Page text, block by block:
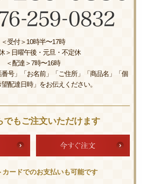
＜受付＞10時半〜17時
＞日曜午後・元旦・不定休
＜配達＞7時〜16時
号」「お名前」「ご住所」「商品名」「個
配達日時」をお伝えください。
でもご注文いただけます
カードでのお支払いも可能です